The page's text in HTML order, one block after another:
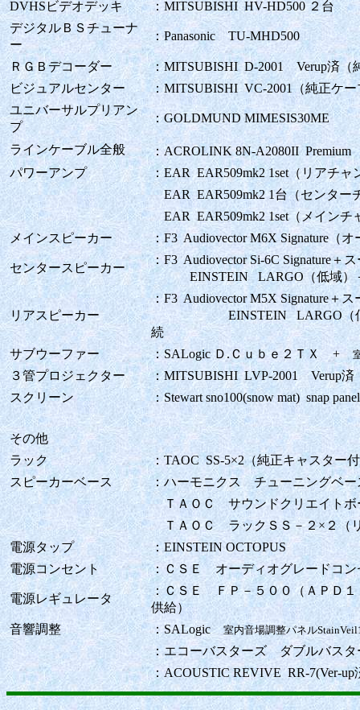
DVHSビデオデッキ
：MITSUBISHI HV-HD500 ２台
デジタルＢＳチューナ
ー
：Panasonic TU-MHD500
ＲＧＢデコーダー
：MITSUBISHI D-2001 Verup済（
ビジュアルセンター
：MITSUBISHI VC-2001（純正ケ
ユニバーサルプリアン
プ
：GOLDMUND MIMESIS30ME
ラインケーブル全般
：ACROLINK 8N-A2080II Premium
パワーアンプ
：EAR EAR509mk2 1set（リアチャ
EAR EAR509mk2 1台（センター
EAR EAR509mk2 1set（メインチ
メインスピーカー
：F3 Audiovector M6X Signature（
センタースピーカー
：F3 Audiovector Si-6C Signature＋
EINSTEIN LARGO（低域）＋
リアスピーカー
：F3 Audiovector M5X Signature＋
EINSTEIN LARGO（低域）＋
続
サブウーファー
：SALogic Ｄ.Ｃｕｂｅ２ＴＸ +
３管プロジェクター
：MITSUBISHI LVP-2001 Verup
スクリーン
：Stewart sno100(snow mat) snap
その他
ラック
：TAOC SS-5×2（純正キャスター
スピーカーベース
：ハーモニクス チューニングベー
ＴＡＯＣ サウンドクリエイトボ
ＴＡＯＣ ラックＳＳ－２×２（
電源タップ
：EINSTEIN OCTOPUS
電源コンセント
：ＣＳＥ オーディオグレードコ
電源レギュレータ
：ＣＳＥ ＦＰ－５００（ＡＰＤ
供給）
音響調整
：SALogic 室内音場調整パネル
：エコーバスターズ ダブルバスタ
：ACOUSTIC REVIVE RR-7(Ver-up